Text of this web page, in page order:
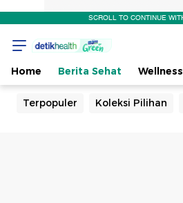
SCROLL TO CONTINUE
Home Berita Sehat
Terpopuler Koleksi Pilihan